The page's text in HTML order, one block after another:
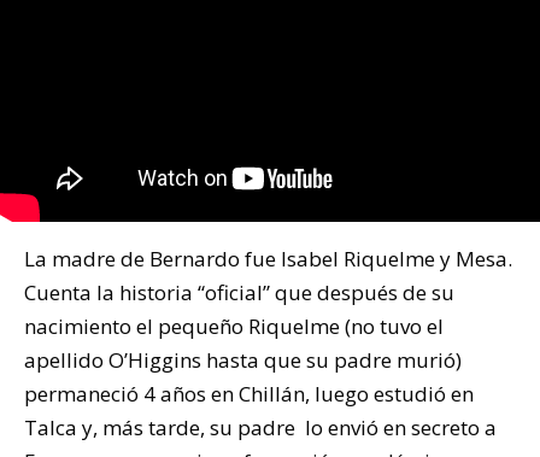
La madre de Bernardo fue Isabel Riquelme y Mesa.
Cuenta la historia “oficial” que después de su
nacimiento el pequeño Riquelme (no tuvo el
apellido O’Higgins hasta que su padre murió)
permaneció 4 años en Chillán, luego estudió en
Talca y, más tarde, su padre lo envió en secreto a